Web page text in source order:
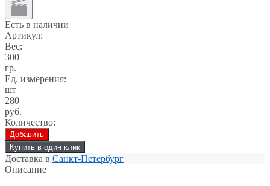
Есть в наличии
Артикул:
Вес:
300
гр.
Ед. измерения:
шт
280
руб.
Количество:
Добавить
Купить в один клик
Доставка в Санкт-Петербург
Описание